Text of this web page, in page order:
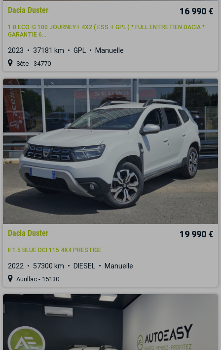
Dacia Duster 16 990 €
1.0 ECO-G 100 JOURNEY+ 4X2 ( ESS + GPL ) * FULL ENTRETIEN DACIA *
GARANTIE 6...
2023 37181 km GPL Manuelle
Sète - 34770
Dacia Duster 19 990 €
II 1.5 BLUE DCI 115 4X4 PRESTIGE
2022 57300 km DIESEL Manuelle
Aurillac - 15130